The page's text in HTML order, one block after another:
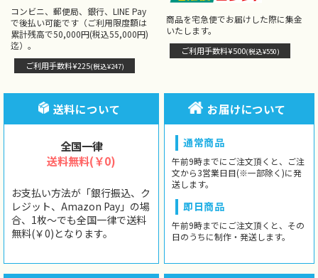
コンビニ、郵便局、銀行、LINE Pay
で後払い可能です（ご利用限度額は
累計残高で50,000円(税込55,000円)
迄）。
ご利用手数料¥225(税込¥247)
商品を宅急便でお届けした際に集金
いたします。
ご利用手数料¥500(税込¥550)
送料について
全国一律
送料無料(￥0)
お支払い方法が「銀行振込、ク
レジット、Amazon Pay」の場
合、1枚〜でも全国一律で送料
無料(￥0)となります。
お届けについて
通常商品
午前9時までにご注文頂くと、ご注
文から3営業日目(※一部除く)に発
送します。
即日商品
午前9時までにご注文頂くと、その
日のうちに制作・発送します。